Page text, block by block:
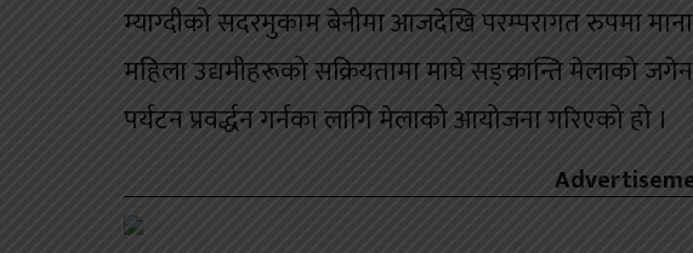
म्याग्दीको सदरमुकाम बेनीमा आजदेखि परम्परागत रुपमा
महिला उद्यमीहरूको सक्रियतामा माघे सङ्क्रान्ति मेलाको
पर्यटन प्रवर्द्धन गर्नका लागि मेलाको आयोजना गरिएको हो ।